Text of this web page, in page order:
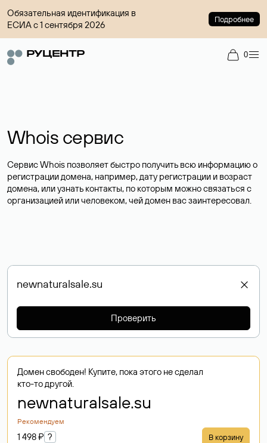
Обязательная идентификация в
ЕСИА с 1 сентября 2026
Подробнее
0
Whois сервис
Сервис Whois позволяет быстро получить всю информацию о
регистрации домена, например, дату регистрации и возраст
домена, или узнать контакты, по которым можно связаться с
организацией или человеком, чей домен вас заинтересовал.
Проверить
Домен свободен! Купите, пока этого не сделал
кто-то другой.
newnaturalsale.su
Рекомендуем
1 498 ₽ ? В корзину